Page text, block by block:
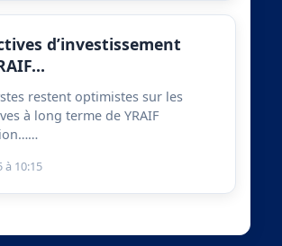
d’investissement
restent optimistes sur les
à long terme de YRAIF
à 10:15